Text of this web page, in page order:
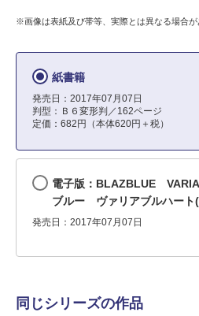
※画像は表紙及び帯等、実際とは異なる場合が
紙書籍
発売日：2017年07月07日
判型：Ｂ６変形判／162ページ
定価：682円（本体620円＋税）
電子版：BLAZBLUE
ブルー ヴァリアブルハート
発売日：2017年07月07日
同じシリーズの作品